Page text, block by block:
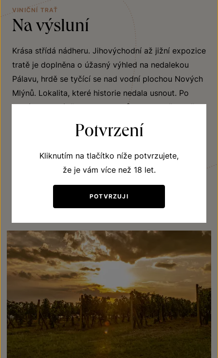
VINIČNÍ TRAŤ
Na výsluní
Krása střídá nádheru. Jihovýchodní až jižní expozice
tratě je doplněna o úžasný výhled na nedalekou
Pálavu, hrdě se tyčící se nad vodní plochou Nových
Mlýnů. Lokalita, které historie nedala usnout. Po
které se proháněli lovci mamutů, aby ve středověku
získala velký význam. A dnes patří mezi centra
moravského vinařství. Ve skleničkách se s touto
Potvrzení
Kliknutím na tlačítko níže potvrzujete,
že je vám více než 18 let.
POTVRZUJI